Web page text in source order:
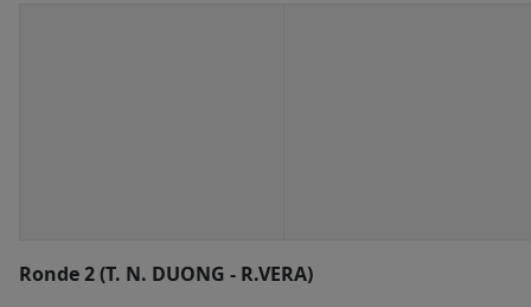
Ronde 2 (T. N. DUONG - R.VERA)